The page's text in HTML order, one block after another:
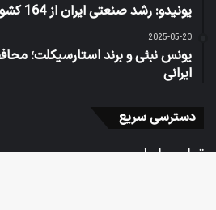
یونیدو: رشد صنعتی ایران از 164 کشور جهان بیشتر شد
2025-05-20
یونس نبئی و برند استارسیکلت؛
ایرانی
دسترسی سریع
تماس با ما